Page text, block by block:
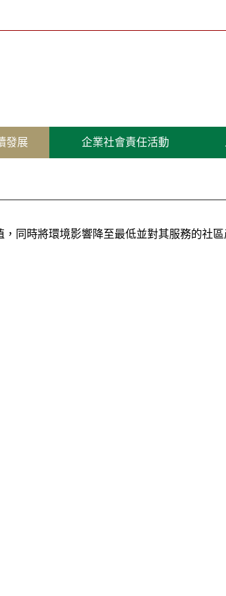
發展 企業社會責任活動
同時將環境影響降至最低並對其服務的社區